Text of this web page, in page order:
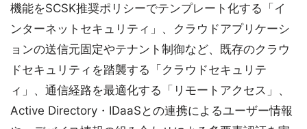
機能をSCSK推奨ポリシーでテンプレート化する「イ
ンターネットセキュリティ」、クラウドアプリケーシ
ョンの送信元固定やテナント制御など、既存のクラウ
ドセキュリティを踏襲する「クラウドセキュリテ
ィ」、通信経路を最適化する「リモートアクセス」、
Active Directory・IDaaSとの連携によるユーザー情報